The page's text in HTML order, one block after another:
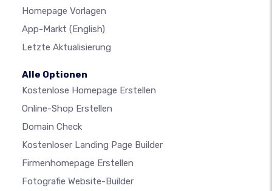
Homepage Vorlagen
App-Markt (English)
Letzte Aktualisierung
Alle Optionen
Kostenlose Homepage Erstellen
Online-Shop Erstellen
Domain Check
Kostenloser Landing Page Builder
Firmenhomepage Erstellen
Fotografie Website-Builder